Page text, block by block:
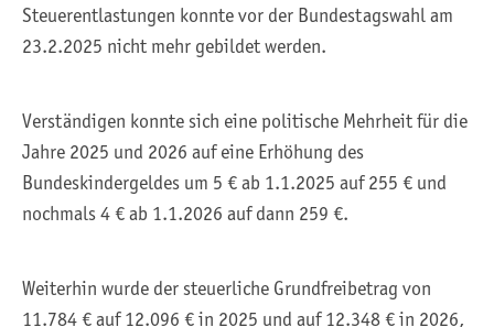
Steuerentlastungen konnte vor der Bundestagswahl am
23.2.2025 nicht mehr gebildet werden.
Verständigen konnte sich eine politische Mehrheit für die
Jahre 2025 und 2026 auf eine Erhöhung des
Bundeskindergeldes um 5 € ab 1.1.2025 auf 255 € und
nochmals 4 € ab 1.1.2026 auf dann 259 €.
Weiterhin wurde der steuerliche Grundfreibetrag von
11.784 € auf 12.096 € in 2025 und auf 12.348 € in 2026,